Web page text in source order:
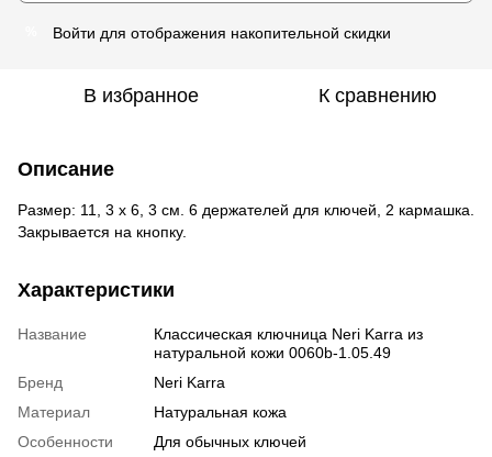
Войти для отображения накопительной скидки
В избранное К сравнению
Описание
Размер: 11, 3 х 6, 3 см. 6 держателей для ключей, 2 кармашка.
Закрывается на кнопку.
Характеристики
Название
Классическая ключница Neri Karra из
натуральной кожи 0060b-1.05.49
Бренд
Neri Karra
Материал
Натуральная кожа
Особенности
Для обычных ключей